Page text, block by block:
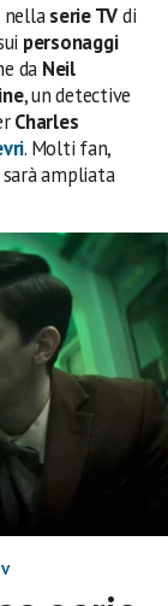
nellaserie TVdi
personaggi
da Neil
, un detective
Charles
. Molti fan,
ampliata